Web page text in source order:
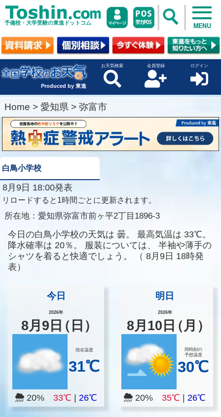
予備校・大学受験の東進ドットコム MENU
Produced by 東進
お天気検索 会員登録 ログイン
Home > 愛知県 > 弥富市
白鳥小学校
8月9日 18:00発表
リロードすると1時間ごとに更新されます。
所在地： 愛知県弥富市前ヶ平2丁目1896-3
今日の白鳥小学校の天気は 曇。 最高気温は 33℃。
降水確率は 20％。 服装については、
半袖や薄手の
シャツを着ると快適でしょう。
（ 8月9日 18時発
表）
今日
2026年
8月 9 日（日）
現在温度
31℃
20% 33℃ 26℃
明日
2026年
8月 10 日（月）
同時刻の
予想温度
30℃
20% 35℃ |26℃